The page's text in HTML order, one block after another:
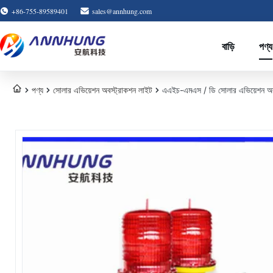
+86-755-89589401 sales@annhung.com
বাড়ি পণ্য
পণ্য সোলার এভিয়েশন অবস্ট্রাকশন লাইট এএইচ-এমএস / ডি সোলার এভিয়েশন